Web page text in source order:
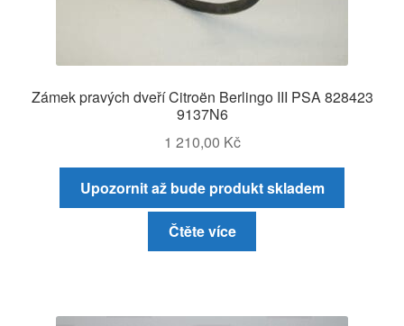
Zámek pravých dveří Citroën Berlingo III PSA 828423
9137N6
1 210,00 Kč
Upozornit až bude produkt skladem
Čtěte více